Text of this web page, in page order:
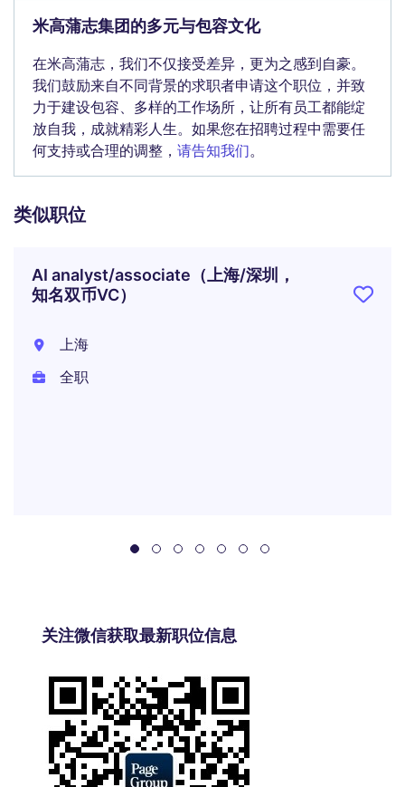
米高蒲志集团的多元与包容文化
在米高蒲志，我们不仅接受差异，更为之感到自豪。
我们鼓励来自不同背景的求职者申请这个职位，并致
力于建设包容、多样的工作场所，让所有员工都能绽
放自我，成就精彩人生。如果您在招聘过程中需要任
何支持或合理的调整， 请告知我们。
类似职位
AI analyst/associate（上海/深圳，
知名双币VC）
上海
全职
关注微信获取最新职位信息